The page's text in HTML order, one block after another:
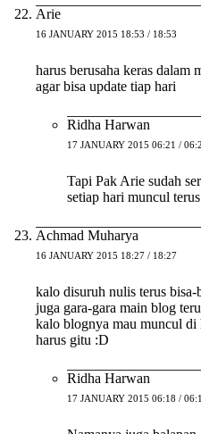
Arie
16 JANUARY 2015 18:53 / 18:53
harus berusaha keras dalam
agar bisa update tiap hari
Ridha Harwan
17 JANUARY 2015 06:21 /
Tapi Pak Arie sudah
setiap hari muncul
Achmad Muharya
16 JANUARY 2015 18:27 / 18:27
kalo disuruh nulis terus bisa-
juga gara-gara main blog
kalo blognya mau muncul di
harus gitu :D
Ridha Harwan
17 JANUARY 2015 06:18 /